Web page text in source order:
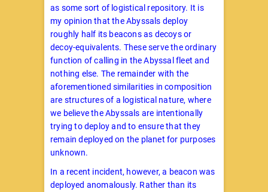
as some sort of logistical repository. It is
my opinion that the Abyssals deploy
roughly half its beacons as decoys or
decoy-equivalents. These serve the ordinary
function of calling in the Abyssal fleet and
nothing else. The remainder with the
aforementioned similarities in composition
are structures of a logistical nature, where
we believe the Abyssals are intentionally
trying to deploy and to ensure that they
remain deployed on the planet for purposes
unknown.
In a recent incident, however, a beacon was
deployed anomalously. Rather than its